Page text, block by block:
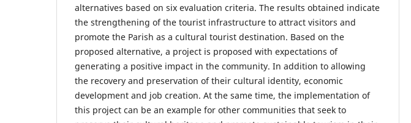
alternatives based on six evaluation criteria. The results obtained indicate
the strengthening of the tourist infrastructure to attract visitors and
promote the Parish as a cultural tourist destination. Based on the
proposed alternative, a project is proposed with expectations of
generating a positive impact in the community. In addition to allowing
the recovery and preservation of their cultural identity, economic
development and job creation. At the same time, the implementation of
this project can be an example for other communities that seek to